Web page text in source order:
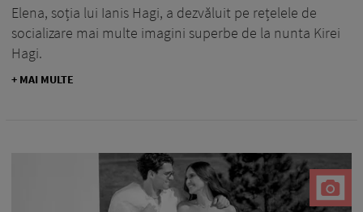
Elena, soția lui Ianis Hagi, a dezvăluit pe rețelele de
socializare mai multe imagini superbe de la nunta Kirei
Hagi.
+ MAI MULTE